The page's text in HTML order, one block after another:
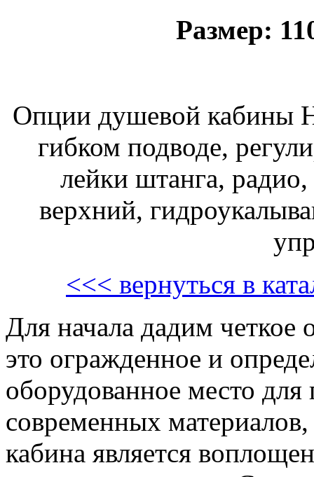
Размер:
Опции душевой кабины
гибком подводе,
лейки штанга,
верхний,
<<< вернуться в
Для начала дадим четкое
это огражденное и
оборудованное место
современных
кабина является